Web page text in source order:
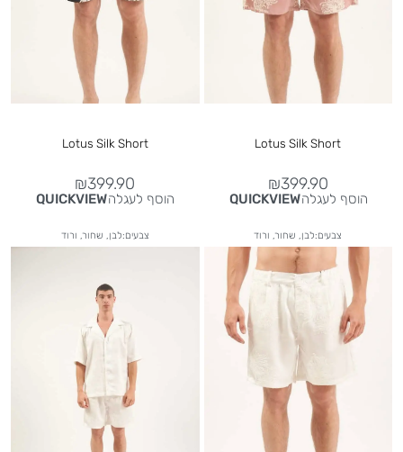
Lotus Silk Short
₪399.90
הוסף לעגלהQUICKVIEW
צבעים:לבן, שחור, ורוד
Lotus Silk Short
₪399.90
הוסף לעגלהQUICKVIEW
צבעים:לבן, שחור, ורוד